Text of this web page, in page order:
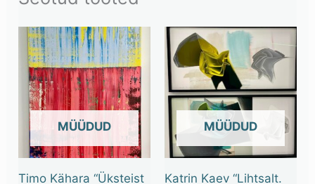
OUT OF STOCK
Timo Kähara “Üksteist
OUT OF STOCK
Katrin Kaev “Lihtsalt.